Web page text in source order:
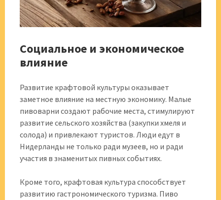
Социальное и экономическое
влияние
Развитие крафтовой культуры оказывает
заметное влияние на местную экономику. Малые
пивоварни создают рабочие места, стимулируют
развитие сельского хозяйства (закупки хмеля и
солода) и привлекают туристов. Люди едут в
Нидерланды не только ради музеев, но и ради
участия в знаменитых пивных событиях.
Кроме того, крафтовая культура способствует
развитию гастрономического туризма. Пиво